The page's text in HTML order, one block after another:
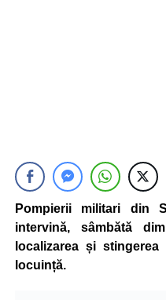
Pompierii militari din
intervină, sâmbătă
localizarea și
locuință.